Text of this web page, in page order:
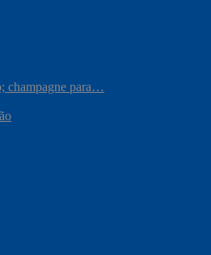
champagne para…